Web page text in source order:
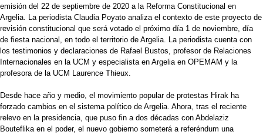
emisión del 22 de septiembre de 2020 a la Reforma Constitucional en
Argelia. La periodista Claudia Poyato analiza el contexto de este proyecto de
revisión constitucional que será votado el próximo día 1 de noviembre, día
de fiesta nacional, en todo el territorio de Argelia. La periodista cuenta con
los testimonios y declaraciones de Rafael Bustos, profesor de Relaciones
Internacionales en la UCM y especialista en Argelia en OPEMAM y la
profesora de la UCM Laurence Thieux.
Desde hace año y medio, el movimiento popular de protestas Hirak ha
forzado cambios en el sistema político de Argelia. Ahora, tras el reciente
relevo en la presidencia, que puso fin a dos décadas con Abdelaziz
Bouteflika en el poder, el nuevo gobierno someterá a referéndum una